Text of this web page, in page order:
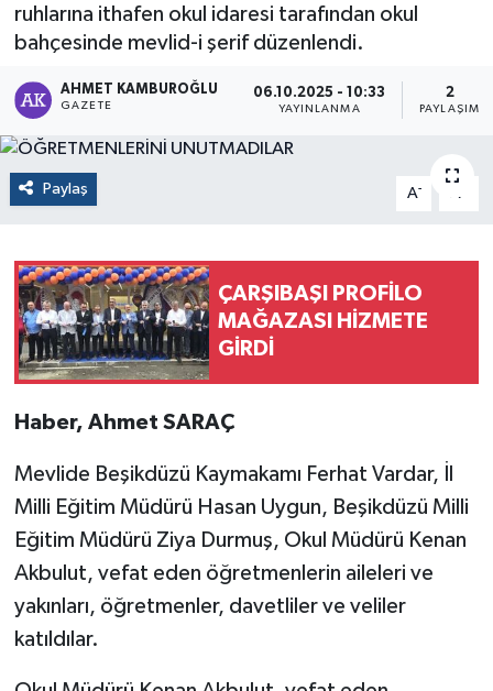
ruhlarına ithafen okul idaresi tarafından okul
bahçesinde mevlid-i şerif düzenlendi.
AHMET KAMBUROĞLU
GAZETE
06.10.2025 - 10:33
YAYINLANMA
2
PAYLAŞIM
Paylaş A- A
ÇARŞIBAŞI PROFİLO
MAĞAZASI HİZMETE
GİRDİ
Haber, Ahmet SARAÇ
Mevlide Beşikdüzü Kaymakamı Ferhat Vardar, İl
Milli Eğitim Müdürü Hasan Uygun, Beşikdüzü Milli
Eğitim Müdürü Ziya Durmuş, Okul Müdürü Kenan
Akbulut, vefat eden öğretmenlerin aileleri ve
yakınları, öğretmenler, davetliler ve veliler
katıldılar.